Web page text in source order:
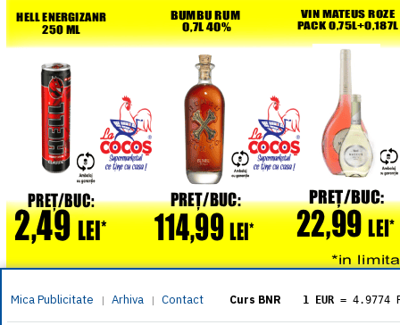
Mica Publicitate | Arhiva | Contact Curs BNR 1 EUR = 4.9774